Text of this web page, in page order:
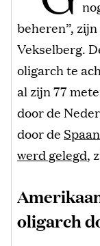
beheren”,
Vekselberg.
oligarch te
al zijn 77
door de
door de
werd gelegd,
oligarch